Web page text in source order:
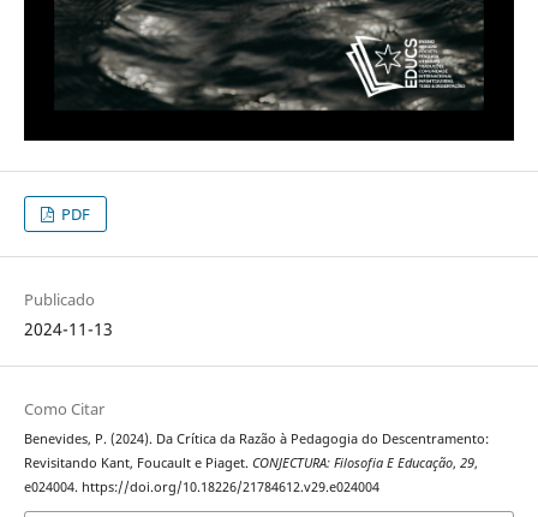
PDF
Publicado
2024-11-13
Como Citar
Benevides, P. (2024). Da Crítica da Razão à Pedagogia do Descentramento:
Revisitando Kant, Foucault e Piaget. CONJECTURA: Filosofia E Educação, 29,
e024004. https://doi.org/10.18226/21784612.v29.e024004